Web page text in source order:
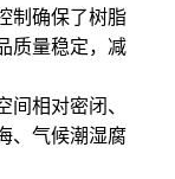
制确保了树脂
质量稳定，减
相对密闭、
、气候潮湿腐